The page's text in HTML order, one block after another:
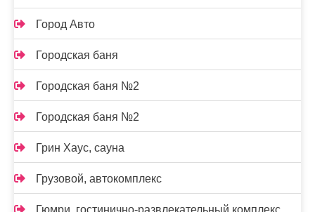
Город Авто
Городская баня
Городская баня №2
Городская баня №2
Грин Хаус, сауна
Грузовой, автокомплекс
Гюмри, гостинично-развлекательный комплекс